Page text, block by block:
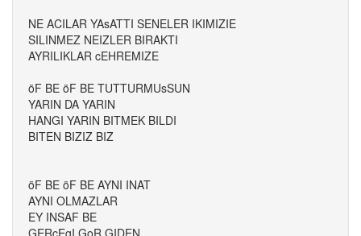
NE ACILAR YAsATTI SENELER IKIMIZIE
SILINMEZ NEIZLER BIRAKTI
AYRILIKLAR cEHREMIZE
öF BE öF BE TUTTURMUsSUN
YARIN DA YARIN
HANGI YARIN BITMEK BILDI
BITEN BIZIZ BIZ
öF BE öF BE AYNI INAT
AYNI OLMAZLAR
EY INSAF BE
GERcEgI GoR GIDEN